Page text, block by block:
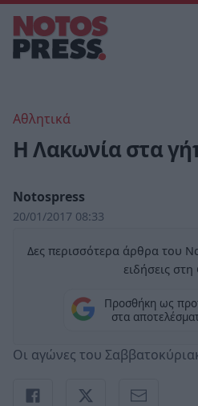
Αθλητικά
Η Λακωνία στα
Notospress
20/01/2017 08:33
Δες περισσότερα άρθρα του
ειδήσεις
Προσθήκη ως
στα
Οι αγώνες του